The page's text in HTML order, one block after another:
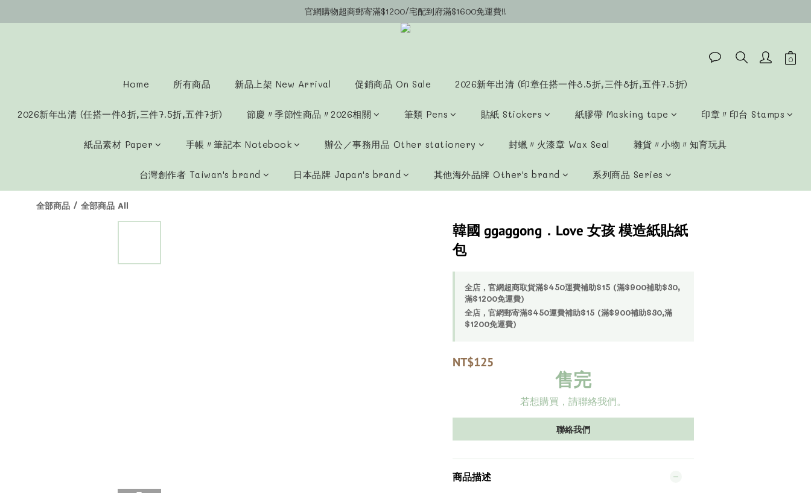
官網會員募集中~立即註冊即可獲得購物金$20!!!
官網購物超商郵寄滿$1200/宅配到府滿$1600免運費!!
官網會員募集中~立即註冊即可獲得購物金$20!!!
Home 所有商品 新品上架 New Arrival 促銷商品 On Sale 2026新年出清 (印章任搭一件8.5折,三件8折,五件7.5折)
2026新年出清 (任搭一件8折,三件7.5折,五件7折) 節慶〃季節性商品〃2026相關 筆類 Pens 貼紙 Stickers 紙膠帶 Masking tape 印章〃印台 Stamps
紙品素材 Paper 手帳〃筆記本 Notebook 辦公／事務用品 Other stationery 封蠟〃火漆章 Wax Seal 雜貨〃小物〃知育玩具
台灣創作者 Taiwan's brand 日本品牌 Japan's brand 其他海外品牌 Other's brand 系列商品 Series
全部商品 / 全部商品 All
韓國 ggaggong．Love 女孩 模造紙貼紙
包
全店，官網超商取貨滿$450運費補助$15 (滿$900補助$30,
滿$1200免運費)
全店，官網郵寄滿$450運費補助$15 (滿$900補助$30,滿
$1200免運費)
NT$125
售完
若想購買，請聯絡我們。
聯絡我們
商品描述